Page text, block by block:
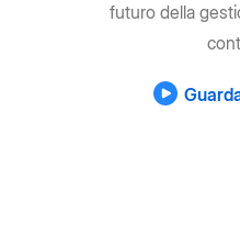
futuro della